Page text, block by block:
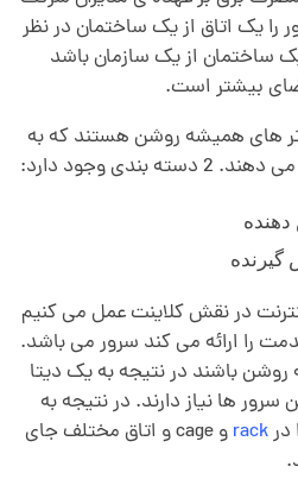
را یک اتاق از یک ساختمان در نظر
ساختمان از یک سازمان باشد
بیشتر است.
های همیشه روشن هستند که به
وجود دارد:
گیرنده
در نقش کلاینت عمل می کنیم
را ارائه می کند سرور می باشد.
روشن باشند در نتیجه به یک دیتا
سرور ها نیاز دارند. در نتیجه به
درrack
و cage و اتاق مختلف جای